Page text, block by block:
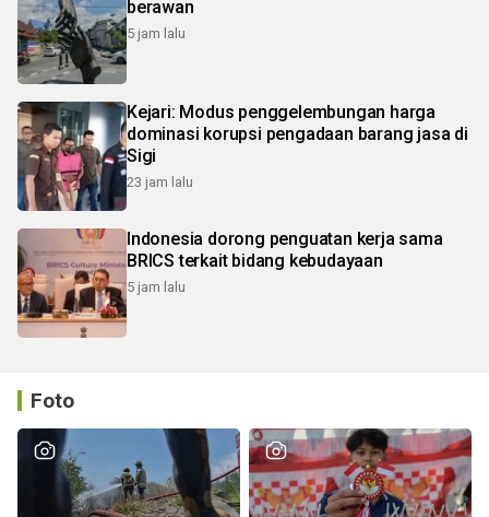
berawan
5 jam lalu
Kejari: Modus penggelembungan harga
dominasi korupsi pengadaan barang jasa di
Sigi
23 jam lalu
Indonesia dorong penguatan kerja sama
BRICS terkait bidang kebudayaan
5 jam lalu
Foto